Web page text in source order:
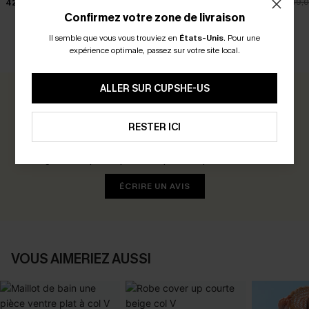
AVIS CLIENTS
0.0
Soyez le Premier à Donner Votre Avis
ÉCRIRE UN AVIS
VOUS AIMERIEZ AUSSI
Confirmez votre zone de livraison
Il semble que vous vous trouviez en États-Unis. Pour une
expérience optimale, passez sur votre site local.
ALLER SUR CUPSHE-US
RESTER ICI